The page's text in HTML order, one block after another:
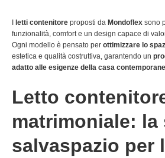
I letti contenitore proposti da Mondoflex sono
funzionalità, comfort e un design capace di
Ogni modello è pensato per ottimizzare lo
estetica e qualità costruttiva, garantendo un
adatto alle esigenze della casa
Letto
matrimoniale: la
salvaspazio per